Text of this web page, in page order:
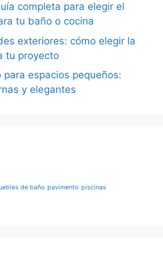
completa para elegir el
tu baño o cocina
exteriores: cómo elegir la
tu proyecto
espacios pequeños:
y elegantes
de baño pavimento piscinas